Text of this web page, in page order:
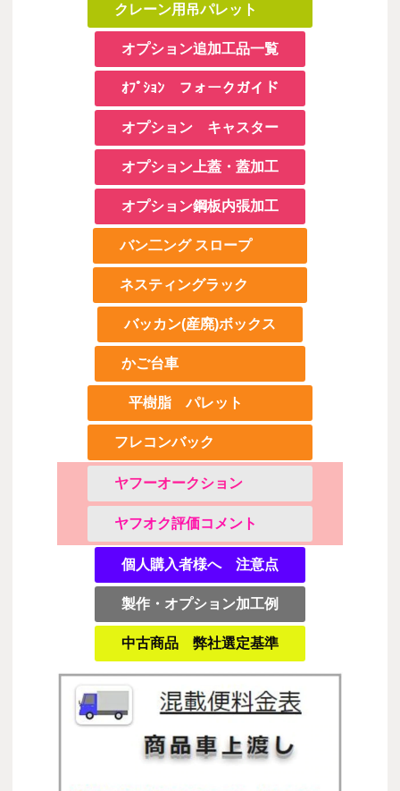
クレーン用吊パレット
オプション追加工品一覧
ｵﾌﾟｼｮﾝ フォークガイド
オプション キャスター
オプション上蓋・蓋加工
オプション鋼板内張加工
バン二ング スロープ
ネスティングラック
バッカン(産廃)ボックス
かご台車
平樹脂 パレット
フレコンバック
ヤフーオークション
ヤフオク評価コメント
個人購入者様へ 注意点
製作・オプション加工例
中古商品 弊社選定基準